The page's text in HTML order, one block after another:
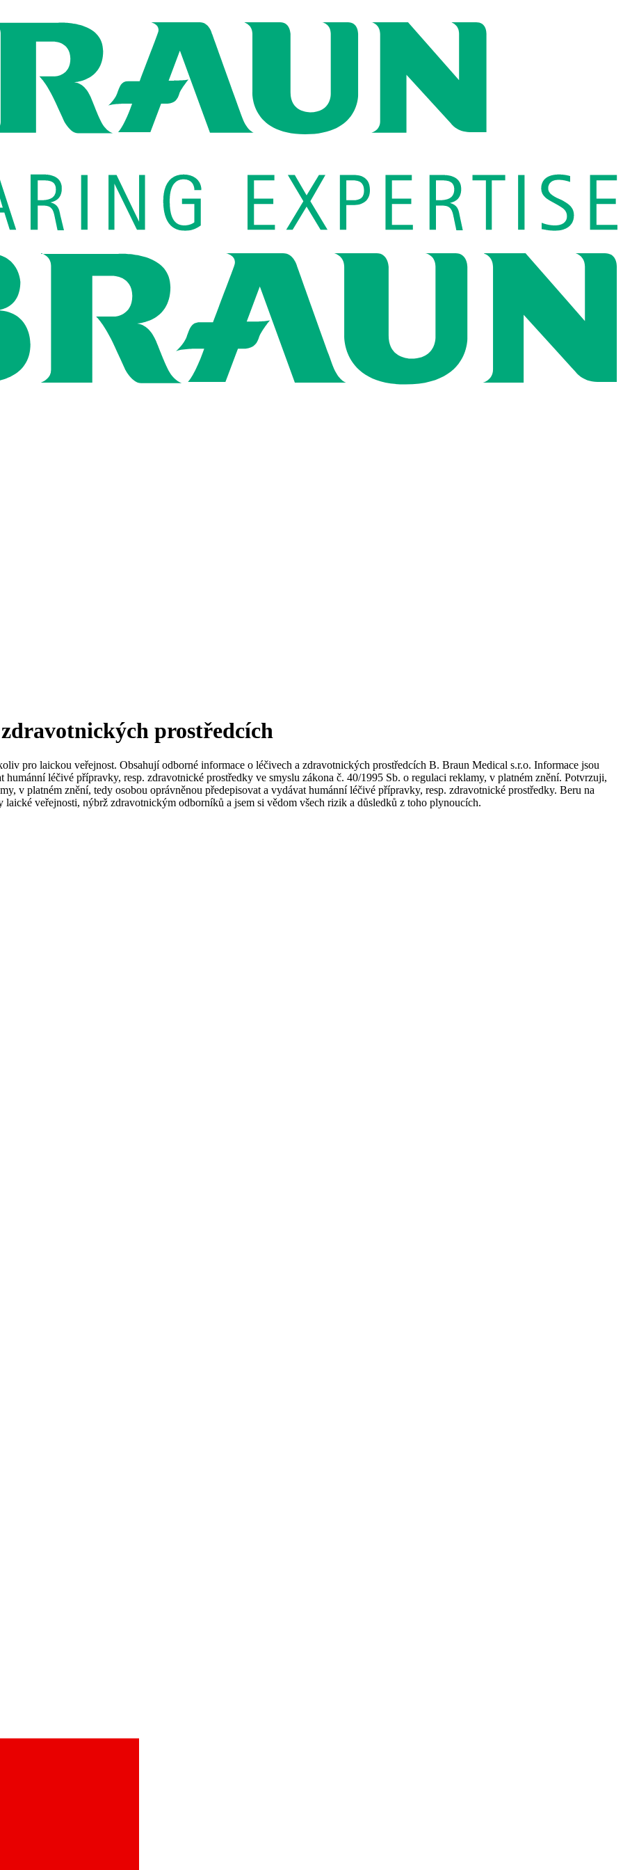
našim kompletním produktovým portfoliem.
střediscích v České republice. Více informací se dozvíte na stránkách jednotlivých středisek.
pro zajímavé pozice.​
prostředcích
pro laickou veřejnost. Obsahují odborné informace o léčivech a zdravotnických prostředcích B. Braun Medical s.r.o. Informace jsou
léčivé přípravky, resp. zdravotnické prostředky ve smyslu zákona č. 40/1995 Sb. o regulaci reklamy, v platném znění. Potvrzuji,
v platném znění, tedy osobou oprávněnou předepisovat a vydávat humánní léčivé přípravky, resp. zdravotnické prostředky. Beru na
laické veřejnosti, nýbrž zdravotnickým odborníků a jsem si vědom všech rizik a důsledků z toho plynoucích.